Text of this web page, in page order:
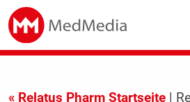
« Relatus Pharm Startseite|